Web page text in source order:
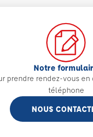
Notre
prendre rendez-vous
téléphone
NOUS